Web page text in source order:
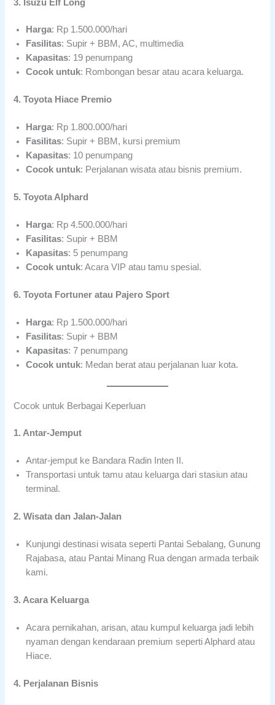
3. Isuzu Elf Long
Harga: Rp 1.500.000/hari
Fasilitas: Supir + BBM, AC, multimedia
Kapasitas: 19 penumpang
Cocok untuk: Rombongan besar atau acara keluarga.
4. Toyota Hiace Premio
Harga: Rp 1.800.000/hari
Fasilitas: Supir + BBM, kursi premium
Kapasitas: 10 penumpang
Cocok untuk: Perjalanan wisata atau bisnis premium.
5. Toyota Alphard
Harga: Rp 4.500.000/hari
Fasilitas: Supir + BBM
Kapasitas: 5 penumpang
Cocok untuk: Acara VIP atau tamu spesial.
6. Toyota Fortuner atau Pajero Sport
Harga: Rp 1.500.000/hari
Fasilitas: Supir + BBM
Kapasitas: 7 penumpang
Cocok untuk: Medan berat atau perjalanan luar kota.
Cocok untuk Berbagai Keperluan
1. Antar-Jemput
Antar-jemput ke Bandara Radin Inten II.
Transportasi untuk tamu atau keluarga dari stasiun atau
terminal.
2. Wisata dan Jalan-Jalan
Kunjungi destinasi wisata seperti Pantai Sebalang, Gunung
Rajabasa, atau Pantai Minang Rua dengan armada terbaik
kami.
3. Acara Keluarga
Acara pernikahan, arisan, atau kumpul keluarga jadi lebih
nyaman dengan kendaraan premium seperti Alphard atau
Hiace.
4. Perjalanan Bisnis